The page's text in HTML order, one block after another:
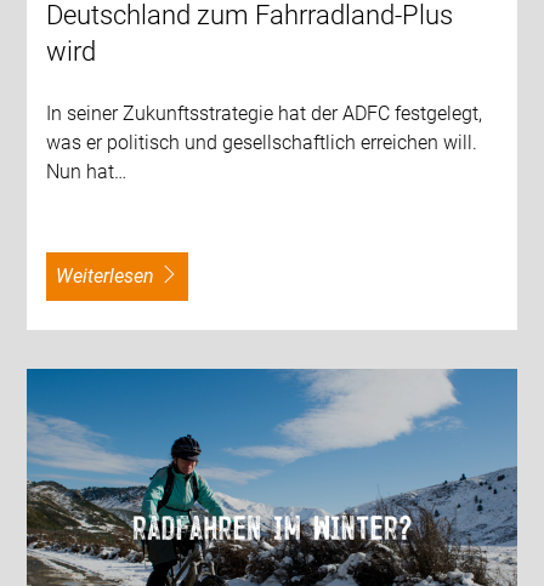
Deutschland zum Fahrradland-Plus
wird
In seiner Zukunftsstrategie hat der ADFC festgelegt,
was er politisch und gesellschaftlich erreichen will.
Nun hat…
weiterlesen